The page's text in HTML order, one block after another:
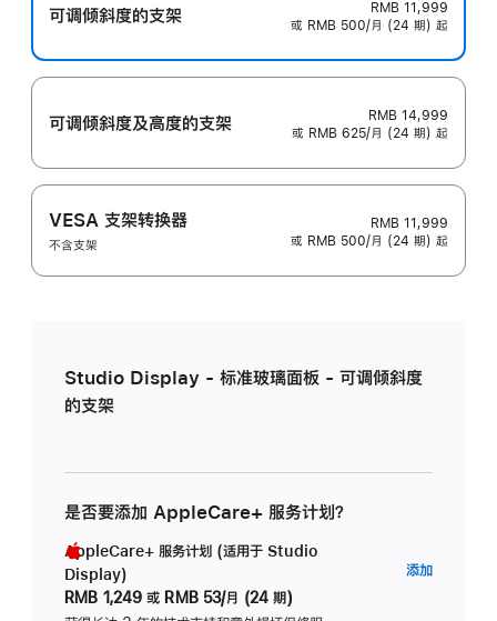
可调倾斜度的支架
RMB 11,999
或 RMB 500/月 (24 期) 起
可调倾斜度及高‍度的支‍架
RMB 14,999
或 RMB 625/月 (24 期) 起
VESA 支架转换器
不含支架
RMB 11,999
或 RMB 500/月 (24 期) 起
Studio Display - 标准玻璃面板 - 可调倾斜度
的支架
是否要添加 AppleCare+ 服务计划？
AppleCare+ 服务计划 (适用于 Studio
Display)
RMB 1,249 或 RMB 53/月 (24 期)
添加